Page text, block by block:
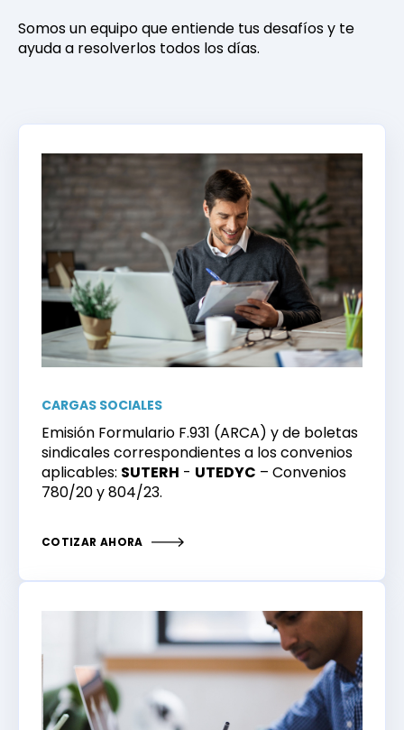
Somos un equipo que entiende tus desafíos y te
ayuda a resolverlos todos los días.
CARGAS SOCIALES
Emisión Formulario F.931 (ARCA) y de boletas
sindicales correspondientes a los convenios
aplicables: SUTERH - ​ UTEDYC – Convenios
780/20 y 804/23.
COTIZAR AHORA